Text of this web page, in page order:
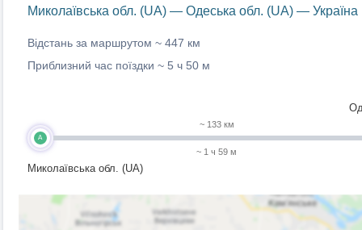
Миколаївська обл. (UA) — Одеська обл. (UA) — Україна
Відстань за маршрутом ~ 447 км
Приблизний час поїздки ~ 5 ч 50 м
A
Миколаївська обл. (UA)
~ 133 км
~ 1 ч 59 м